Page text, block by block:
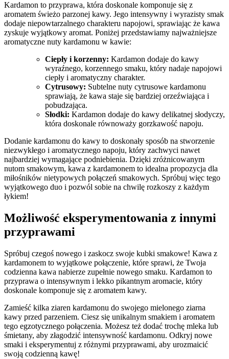
Kardamon to przyprawa, która​ doskonale komponuje się z
aromatem świeżo⁤ parzonej kawy. ⁤Jego intensywny⁣ i‍ wyrazisty smak
dodaje niepowtarzalnego charakteru ‍napojowi, sprawiając że kawa⁣
zyskuje wyjątkowy aromat.‌ Poniżej przedstawiamy najważniejsze‍
aromatyczne nuty kardamonu w kawie:
Ciepły i korzenny: Kardamon⁢ dodaje do kawy
wyraźnego, korzennego smaku, który⁢ nadaje napojowi
ciepły i aromatyczny charakter.
Cytrusowy: Subtelne nuty cytrusowe kardamonu
sprawiają, ⁣że kawa​ staje się bardziej ⁣orzeźwiająca i
pobudzająca.
Słodki: Kardamon dodaje do kawy delikatnej ‍słodyczy,
która doskonale równoważy​ gorzkawość ⁣napoju.
Dodanie kardamonu do⁣ kawy ⁢to doskonały ‌sposób⁢ na⁣ stworzenie
⁣niezwykłego i aromatycznego‌ napoju, ⁣który zachwyci nawet
najbardziej wymagające podniebienia. ‌Dzięki zróżnicowanym
nutom smakowym, kawa ⁤z kardamonem to‌ idealna propozycja dla
⁤miłośników nietypowych‌ połączeń smakowych.‌ Spróbuj więc tego
wyjątkowego duo‌ i pozwól sobie na chwilę rozkoszy⁣ z‍ każdym
łykiem!
Możliwość ⁣eksperymentowania z innymi
przyprawami
Spróbuj czegoś ‍nowego‌ i zaskocz swoje kubki smakowe! Kawa⁣ z
kardamonem to wyjątkowe ‍połączenie, które sprawi, że Twoja
codzienna ​kawa nabierze zupełnie nowego smaku. ​Kardamon‍ to
przyprawa o ‍intensywnym i lekko pikantnym aromacie, który
doskonale komponuje się z aromatem kawy.
Zamieść ‌kilka ziaren‌ kardamonu do⁢ swojego mielonego ‌ziarna
kawy przed parzeniem.‌ Ciesz ⁣się ​unikalnym ⁢smakiem i aromatem
tego egzotycznego połączenia. Możesz też dodać trochę mleka lub
śmietany, aby złagodzić‍ intensywność kardamonu. Odkryj⁢ nowe
smaki i eksperymentuj z różnymi przyprawami, aby​ urozmaicić
swoją codzienną kawę!